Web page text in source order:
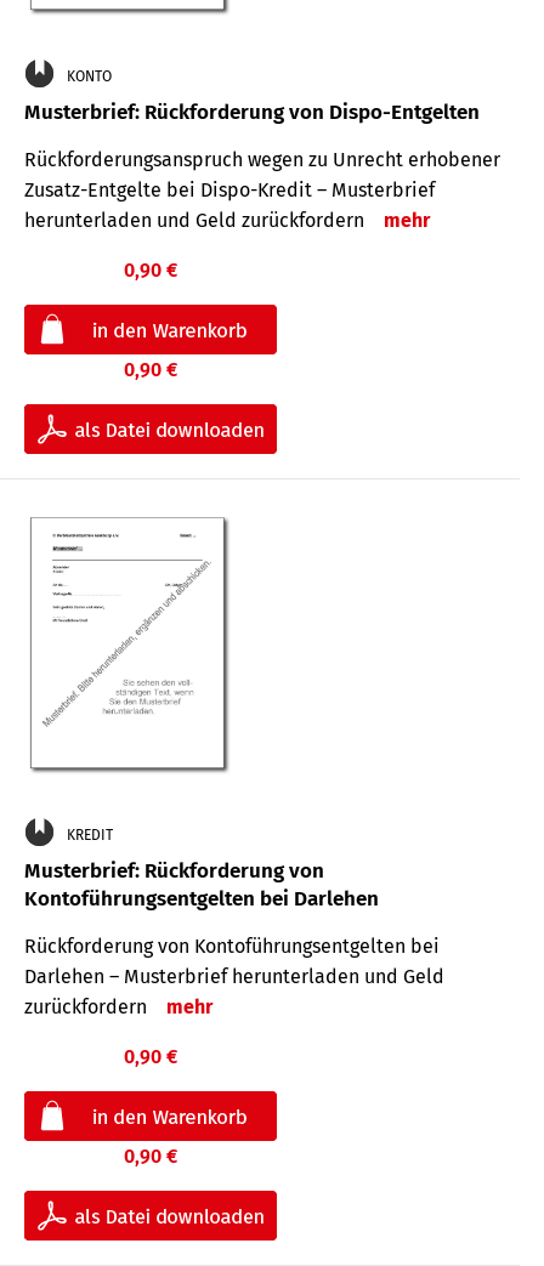
KONTO
Musterbrief: Rückforderung von Dispo-Entgelten
Rückforderungsanspruch wegen zu Unrecht erhobener
Zusatz-Entgelte bei Dispo-Kredit – Musterbrief
herunterladen und Geld zurückfordern
mehr
0,90 €
0,90 €
KREDIT
Musterbrief: Rückforderung von
Kontoführungsentgelten bei Darlehen
Rückforderung von Kontoführungsentgelten bei
Darlehen – Musterbrief herunterladen und Geld
zurückfordern
mehr
0,90 €
0,90 €